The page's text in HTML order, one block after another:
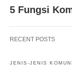
5 Fungsi
RECENT POSTS
JENIS-JENIS